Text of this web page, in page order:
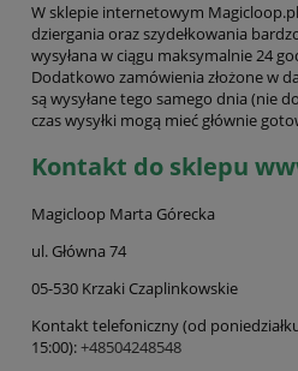
W sklepie internetowym
dziergania oraz szydełkowania
wysyłana w ciągu maksymalnie 24
Dodatkowo zamówienia złożone w
są wysyłane tego samego dnia (nie
czas wysyłki mogą mieć głównie
Kontakt do sklepu
Magicloop Marta Górecka
ul. Główna 74
05-530 Krzaki Czaplinkowskie
Kontakt telefoniczny (od
15:00):+48504248548